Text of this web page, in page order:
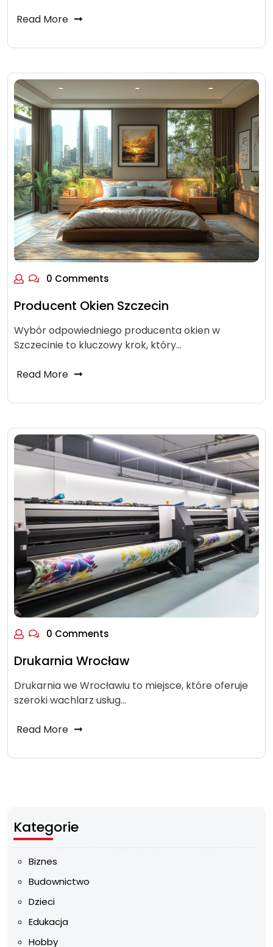
Read More
0 Comments
Producent Okien Szczecin
Wybór odpowiedniego producenta okien w
Szczecinie to kluczowy krok, który…
Read More
0 Comments
Drukarnia Wrocław
Drukarnia we Wrocławiu to miejsce, które oferuje
szeroki wachlarz usług…
Read More
Kategorie
Biznes
Budownictwo
Dzieci
Edukacja
Hobby